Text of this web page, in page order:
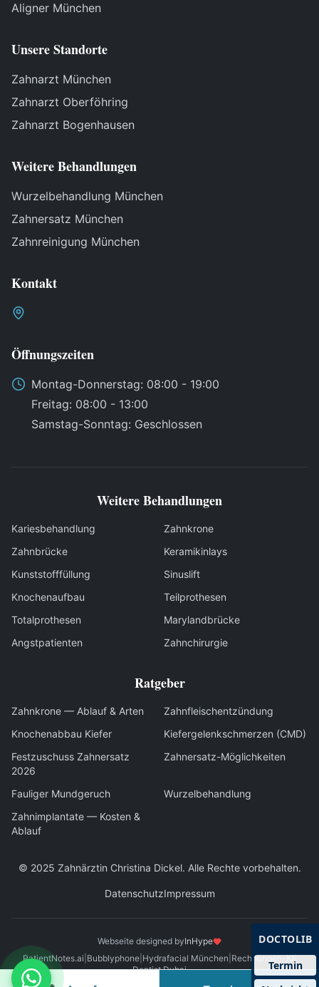
Aligner München
Unsere Standorte
Zahnarzt München
Zahnarzt Oberföhring
Zahnarzt Bogenhausen
Weitere Behandlungen
Wurzelbehandlung München
Zahnersatz München
Zahnreinigung München
Kontakt
Öffnungszeiten
Montag-Donnerstag: 08:00 - 19:00
Freitag: 08:00 - 13:00
Samstag-Sonntag: Geschlossen
Weitere Behandlungen
Kariesbehandlung
Zahnkrone
Zahnbrücke
Keramikinlays
Kunststofffüllung
Sinuslift
Knochenaufbau
Teilprothesen
Totalprothesen
Marylandbrücke
Angstpatienten
Zahnchirurgie
Ratgeber
Zahnkrone — Ablauf & Arten
Zahnfleischentzündung
Knochenabbau Kiefer
Kiefergelenkschmerzen (CMD)
Festzuschuss Zahnersatz
2026
Zahnersatz-Möglichkeiten
Fauliger Mundgeruch
Wurzelbehandlung
Zahnimplantate — Kosten &
Ablauf
© 2025 Zahnärztin Christina Dickel. Alle Rechte vorbehalten.
DatenschutzImpressum
Webseite designed byInHype
PatientNotes.ai Bubblyphone| Hydrafacial München Rechnungen-KI|
Dentist Dubai
DOCTOLIB
Termin